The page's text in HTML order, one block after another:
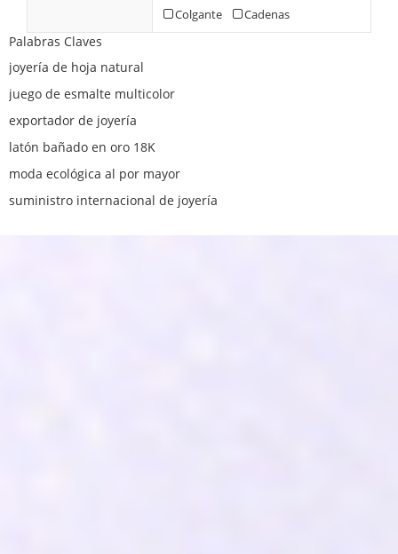
Colgante
Cadenas
Palabras Claves
joyería de hoja natural
juego de esmalte multicolor
exportador de joyería
latón bañado en oro 18K
moda ecológica al por mayor
suministro internacional de joyería